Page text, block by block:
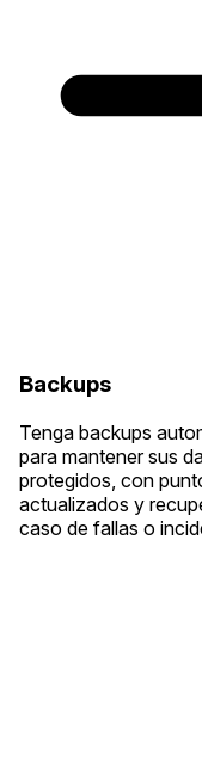
Backups
Tenga backups
para mantener sus
protegidos, con
actualizados y
caso de fallas o